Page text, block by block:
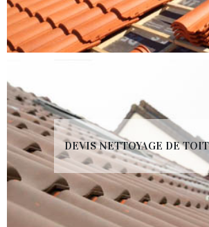
DEVIS NETTOYAGE DE